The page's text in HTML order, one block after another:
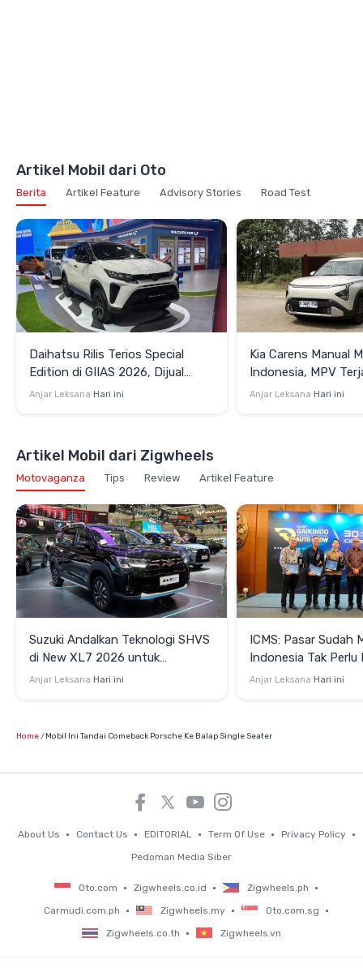
Artikel Mobil dari Oto
Berita Artikel Feature Advisory Stories Road Test
Daihatsu Rilis Terios Special
Edition di GIIAS 2026, Dijual
Terbatas Rp264,35 Juta
Anjar Leksana Hari ini
Kia Carens Manual
Indonesia, MPV
Bidik Keluarga dan
Anjar Leksana Hari ini
Artikel Mobil dari Zigwheels
Motovaganza Tips Review Artikel Feature
Suzuki Andalkan Teknologi SHVS
di New XL7 2026 untuk
Mendukung Efisiensi Berkendara
Anjar Leksana Hari ini
ICMS: Pasar Sudah
Indonesia Tak Perlu
Satu Teknologi
Anjar Leksana Hari ini
Home Mobil Ini Tandai Comeback Porsche Ke Balap Single Seater
About Us Contact Us EDITORIAL Term Of Use
Privacy Policy
Pedoman Media Siber
Oto.com Zigwheels.co.id
Zigwheels.ph
Carmudi.com.ph
Zigwheels.my
Oto.com.sg
Zigwheels.co.th
Zigwheels.vn